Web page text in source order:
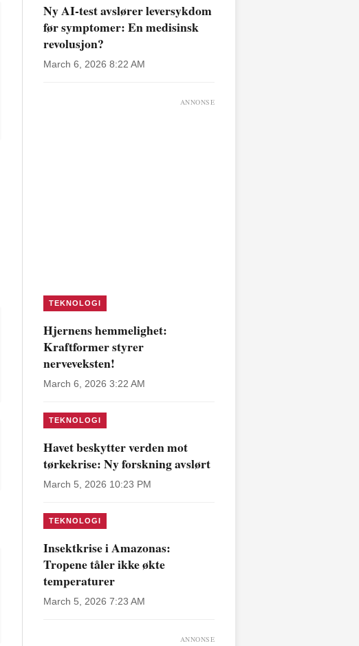
Ny AI-test avslører leversykdom
før symptomer: En medisinsk
revolusjon?
March 6, 2026 8:22 AM
ANNONSE
TEKNOLOGI
Hjernens hemmelighet:
Kraftformer styrer
nerveveksten!
March 6, 2026 3:22 AM
TEKNOLOGI
Havet beskytter verden mot
tørkekrise: Ny forskning avslørt
March 5, 2026 10:23 PM
TEKNOLOGI
Insektkrise i Amazonas:
Tropene tåler ikke økte
temperaturer
March 5, 2026 7:23 AM
ANNONSE